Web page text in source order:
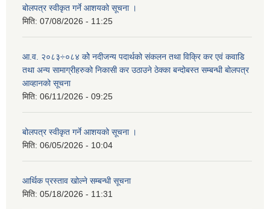
बोलपत्र स्वीकृत गर्ने आशयको सूचना ।
मिति: 07/08/2026 - 11:25
आ.व. २०८३÷०८४ कोे नदीजन्य पदार्थको संकलन तथा विक्रि कर एवं कवाडि
तथा अन्य सामाग्रीहरुको निकासी कर उठाउने ठेक्का बन्दोबस्त सम्बन्धी बोलपत्र
आव्हानको सूचना
मिति: 06/11/2026 - 09:25
बोलपत्र स्वीकृत गर्ने आशयको सूचना ।
मिति: 06/05/2026 - 10:04
आर्थिक प्रस्ताव खोल्ने सम्बन्धी सूचना
मिति: 05/18/2026 - 11:31